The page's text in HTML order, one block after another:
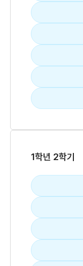
1학년 2학기